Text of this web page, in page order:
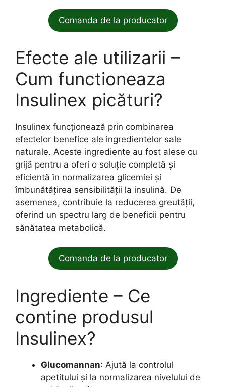
Comanda de la producator
Efecte ale utilizarii –
Cum functioneaza
Insulinex picături?
Insulinex funcționează prin combinarea
efectelor benefice ale ingredientelor sale
naturale. Aceste ingrediente au fost alese cu
grijă pentru a oferi o soluție completă și
eficientă în normalizarea glicemiei și
îmbunătățirea sensibilității la insulină. De
asemenea, contribuie la reducerea greutății,
oferind un spectru larg de beneficii pentru
sănătatea metabolică.
Comanda de la producator
Ingrediente – Ce
contine produsul
Insulinex?
Glucomannan: Ajută la controlul
apetitului și la normalizarea nivelului de